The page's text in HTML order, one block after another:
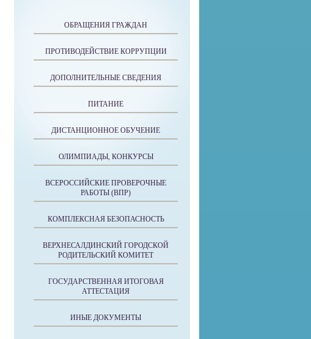
ОБРАЩЕНИЯ ГРАЖДАН
ПРОТИВОДЕЙСТВИЕ КОРРУПЦИИ
ДОПОЛНИТЕЛЬНЫЕ СВЕДЕНИЯ
ПИТАНИЕ
ДИСТАНЦИОННОЕ ОБУЧЕНИЕ
ОЛИМПИАДЫ, КОНКУРСЫ
ВСЕРОССИЙСКИЕ ПРОВЕРОЧНЫЕ
РАБОТЫ (ВПР)
КОМПЛЕКСНАЯ БЕЗОПАСНОСТЬ
ВЕРХНЕСАЛДИНСКИЙ ГОРОДСКОЙ
РОДИТЕЛЬСКИЙ КОМИТЕТ
ГОСУДАРСТВЕННАЯ ИТОГОВАЯ
АТТЕСТАЦИЯ
ИНЫЕ ДОКУМЕНТЫ